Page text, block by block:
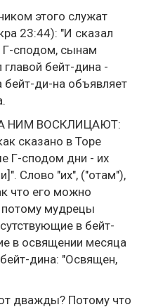
этого служат
23:44): "И сказал
Г-сподом, сынам
бейт-дина -
бейт-ди-на объявляет
НИМ ВОСКЛИЦАЮТ:
сказано в Торе
Г-сподом дни - их
Слово "их", ("отам"),
что его можно
потому мудрецы
в бейт-
в освящении месяца
дина: "Освящен,
дважды? Потому что